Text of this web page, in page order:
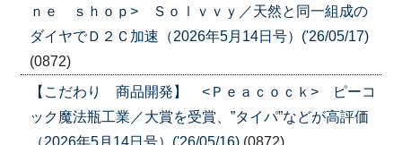
ｎｅ ｓｈｏｐ> Ｓｏｌｖｖｙ／天然と同一組成の
ダイヤでＤ２Ｃ加速（2026年5月14日号）('26/05/17)
(0872)
【こだわり 商品開発】 <Ｐｅａｃｏｃｋ> ピーコ
ック魔法瓶工業／大賞を受賞、”タイパ”などが高評価